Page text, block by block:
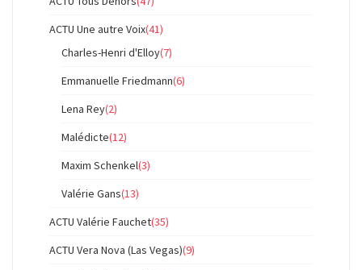
ACTU Une autre Voix(41)
Charles-Henri d'Elloy(7)
Emmanuelle Friedmann(6)
Lena Rey(2)
Malédicte(12)
Maxim Schenkel(3)
Valérie Gans(13)
ACTU Valérie Fauchet(35)
ACTU Vera Nova (Las Vegas)(9)